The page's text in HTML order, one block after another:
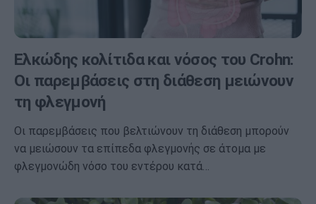
Ελκώδης κολίτιδα και νόσος του Crohn:
Οι παρεμβάσεις στη διάθεση μειώνουν
τη φλεγμονή
Οι παρεμβάσεις που βελτιώνουν τη διάθεση μπορούν
να μειώσουν τα επίπεδα φλεγμονής σε άτομα με
φλεγμονώδη νόσο του εντέρου κατά…